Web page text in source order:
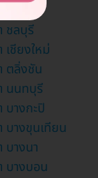
จตุจักร
ชลบุรี
ชียงใหม่
ตลิ่งชัน
นนทบุรี
บางกะปิ
บางขุนเทียน
บางนา
บางบอน